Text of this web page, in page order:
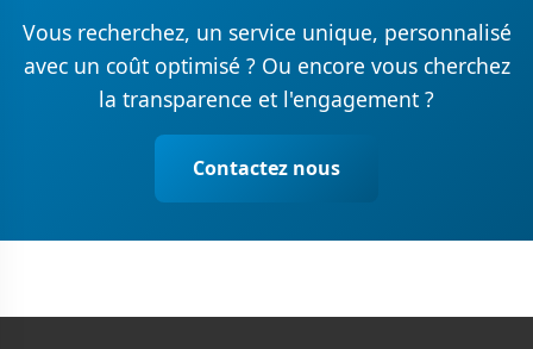
Vous recherchez, un service unique, personnalisé
avec un coût optimisé ? Ou encore vous cherchez
la transparence et l'engagement ?
Contactez nous